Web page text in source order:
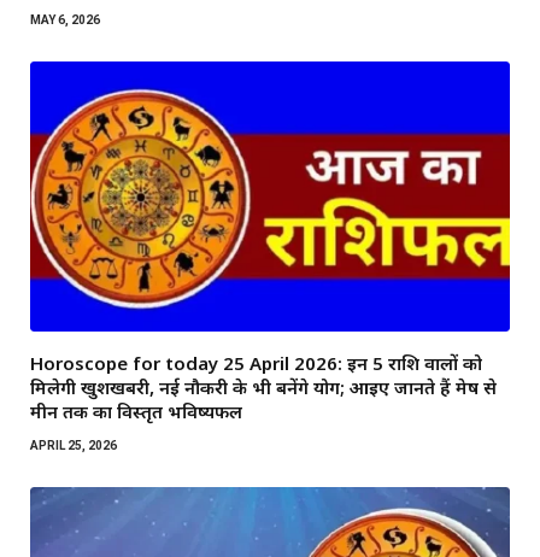
MAY 6, 2026
Horoscope for today 25 April 2026: इन 5 राशि वालों को
मिलेगी खुशखबरी, नई नौकरी के भी बनेंगे योग; आइए जानते हैं मेष से
मीन तक का विस्तृत भविष्यफल
APRIL 25, 2026